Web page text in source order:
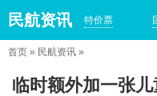
民航资讯 特价票
首页 » 民航资讯 »
临时额外加一张